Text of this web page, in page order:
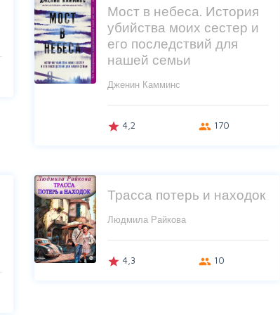
Мост в небеса. История
убийства моих сестер и
его последствий для
нашей семьи
Дженин Камминс
grade 4,2 group 170
Трасса потерь и находок
Людмила Райкова
grade 4,3 group 10